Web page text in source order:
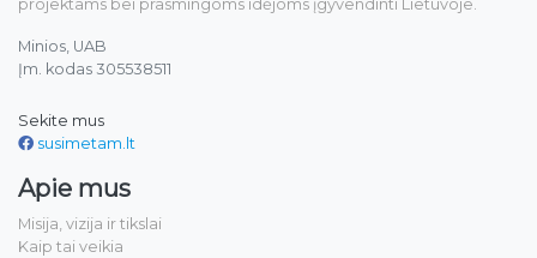
projektams bei prasmingoms idėjoms įgyvendinti Lietuvoje.
Minios, UAB
Įm. kodas 305538511
Sekite mus
susimetam.lt
Apie mus
Misija, vizija ir tikslai
Kaip tai veikia